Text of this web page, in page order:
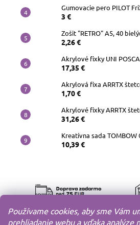
Používame cookies, aby sme Vám
prehliadanie webu a vďaka analýze
Gumovacie pero PILOT
3 €
Zošit "RETRO" A5, 40
2,26 €
Akrylové fixky UNI
17,35 €
Akrylová fixa ARRTX
1,70 €
Akrylové fixky ARRTX
31,26 €
Kreatívna sada TOMBOW
10,39 €